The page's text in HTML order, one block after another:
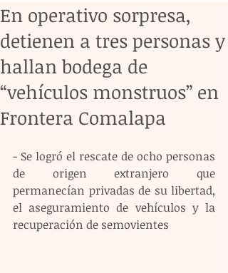
En operativo sorpresa,
detienen a tres personas y
hallan bodega de
“vehículos monstruos” en
Frontera Comalapa
- Se logró el rescate de ocho personas
de origen extranjero que
permanecían privadas de su libertad,
el aseguramiento de vehículos y la
recuperación de semovientes